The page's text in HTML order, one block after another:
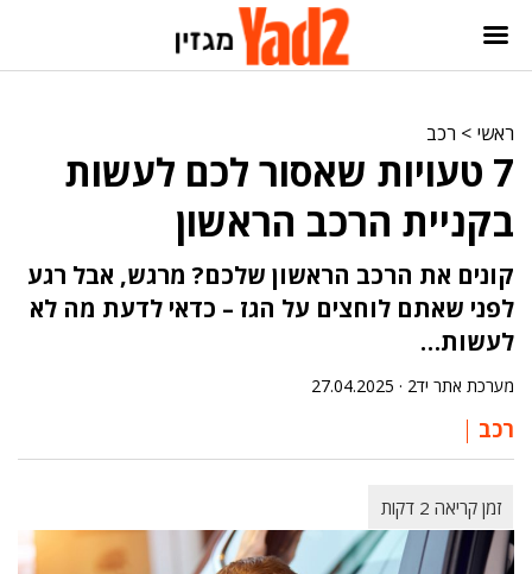
ראשי > רכב
7 טעויות שאסור לכם לעשות
בקניית הרכב הראשון
קונים את הרכב הראשון שלכם? מרגש, אבל רגע
לפני שאתם לוחצים על הגז – כדאי לדעת מה לא
לעשות…
מערכת אתר יד2 · 27.04.2025
רכב